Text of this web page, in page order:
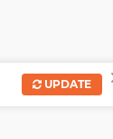
UPDATE